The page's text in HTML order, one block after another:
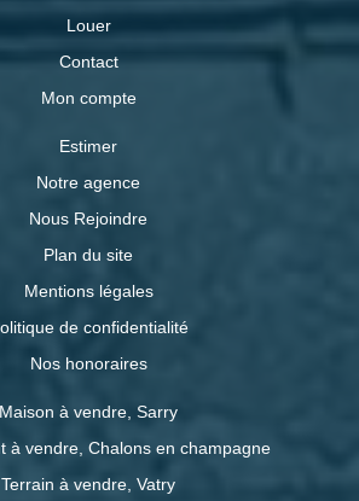
Louer
Contact
Mon compte
Estimer
Notre agence
Nous Rejoindre
Plan du site
Mentions légales
de confidentialité
Nos honoraires
Maison à vendre, Sarry
à vendre, Chalons en champagne
Terrain à vendre, Vatry